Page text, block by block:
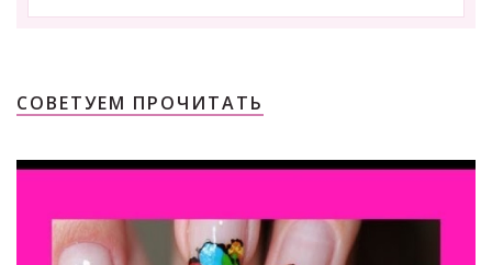
СОВЕТУЕМ ПРОЧИТАТЬ